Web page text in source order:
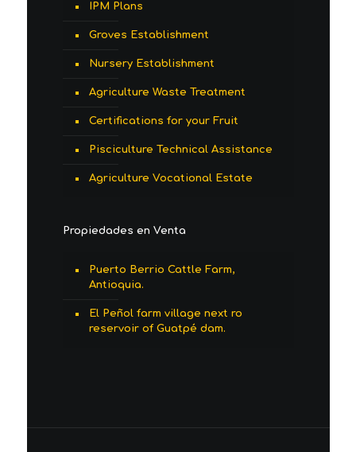
IPM Plans
Groves Establishment
Nursery Establishment
Agriculture Waste Treatment
Certifications for your Fruit
Pisciculture Technical Assistance
Agriculture Vocational Estate
Propiedades en Venta
Puerto Berrio Cattle Farm,
Antioquia.
El Peñol farm village next ro
reservoir of Guatpé dam.